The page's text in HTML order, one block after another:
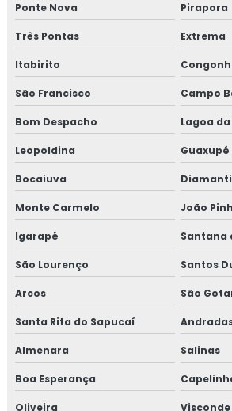
Isolamento térmico poliuretano
Isolamento térmico poliuretano injetado
Isolamento térmico poliuretano
Isolamento térmico preço
Isolamento térmico tubo de água
Isolamento térmico tubulação industrial
Janela de inspeção termográfica
Jaquetas para turbina
Jaquetas térmica para turbina
Jaquetas térmicas isolantes
Projeto de isolamento térmico
Ponte Nova Pirapora
Três Pontas Extrema
Itabirito
São Francisco Campo
Bom Despacho Lagoa
Leopoldina Guaxupé
Bocaiuva
Monte Carmelo João
Igarapé Santana
São Lourenço Santos
Arcos São
Santa Rita do Sapucaí
Almenara Salinas
Boa Esperança
Oliveira